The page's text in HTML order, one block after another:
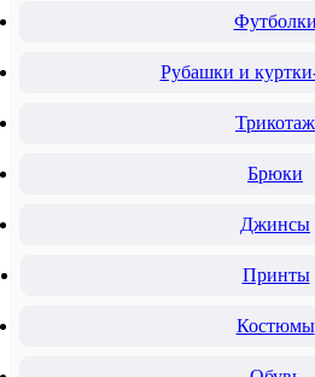
Футболки
Рубашки и
Трикотаж
Брюки
Джинсы
Принты
Костюмы